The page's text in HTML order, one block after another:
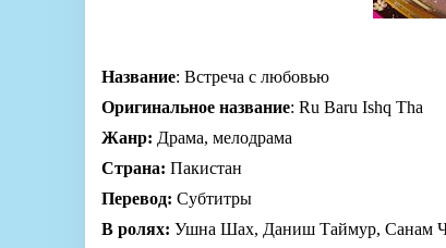
Название: Встреча с любовью
Оригинальное название: Ru Baru Ishq Tha
Жанр: Драма, мелодрама
Страна: Пакистан
Перевод: Субтитры
В ролях: Ушна Шах, Даниш Таймур, Санам